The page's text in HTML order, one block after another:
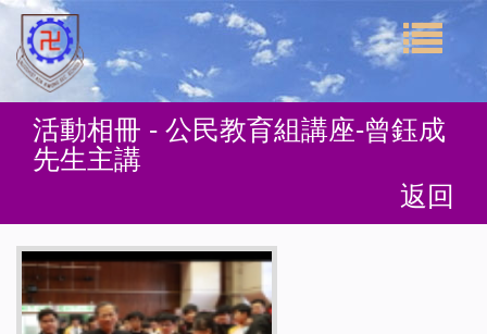
活動相冊 - 公民教育組講座-曾鈺成
先生主講
返回